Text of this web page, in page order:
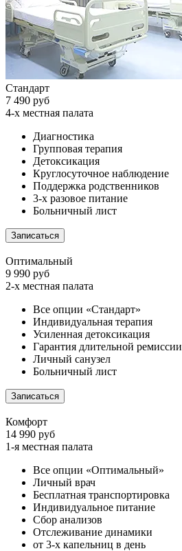
Стандарт
7 490 руб
4-х местная палата
Диагностика
Групповая терапия
Детоксикация
Круглосуточное наблюдение
Поддержка родственников
3-х разовое питание
Больничный лист
Записаться
Оптимальный
9 990 руб
2-х местная палата
Все опции «Стандарт»
Индивидуальная терапия
Усиленная детоксикация
Гарантия длительной ремиссии
Личный санузел
Больничный лист
Записаться
Комфорт
14 990 руб
1-я местная палата
Все опции «Оптимальный»
Личный врач
Бесплатная транспортировка
Индивидуальное питание
Сбор анализов
Отслеживание динамики
от 3-х капельниц в день